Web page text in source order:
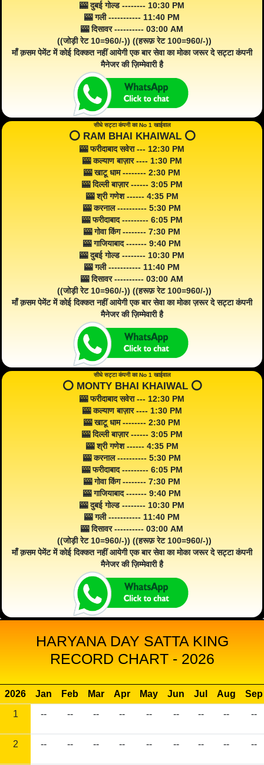
🎰 दुबई गोल्ड -------- 10:30 PM
🎰 गली ----------- 11:40 PM
🎰 दिसावर ---------- 03:00 AM
((जोड़ी रेट 10=960/-)) ((हरूफ़ रेट 100=960/-))
माँ क़सम पेमेंट में कोई दिक्कत नहीं आयेगी एक बार सेवा का मोका जरूर दे सट्टा कंपनी
मैनेजर की ज़िम्मेवारी है
सीधे सट्टा कंपनी का No 1 खाईवाल
⭕️ RAM BHAI KHAIWAL ⭕️
🎰 फरीदाबाद सवेरा --- 12:30 PM
🎰 कल्याण बाज़ार ---- 1:30 PM
🎰 खाटू धाम -------- 2:30 PM
🎰 दिल्ली बाज़ार ------ 3:05 PM
🎰 श्री गणेश ------ 4:35 PM
🎰 करनाल ---------- 5:30 PM
🎰 फरीदाबाद --------- 6:05 PM
🎰 गोवा किंग -------- 7:30 PM
🎰 गाजियाबाद ------- 9:40 PM
🎰 दुबई गोल्ड -------- 10:30 PM
🎰 गली ----------- 11:40 PM
🎰 दिसावर ---------- 03:00 AM
((जोड़ी रेट 10=960/-)) ((हरूफ़ रेट 100=960/-))
माँ क़सम पेमेंट में कोई दिक्कत नहीं आयेगी एक बार सेवा का मोका ज़रूर दे सट्टा कंपनी
मैनेजर की ज़िम्मेवारी है
सीधे सट्टा कंपनी का No 1 खाईवाल
⭕️ MONTY BHAI KHAIWAL ⭕️
🎰 फरीदाबाद सवेरा --- 12:30 PM
🎰 कल्याण बाज़ार ---- 1:30 PM
🎰 खाटू धाम -------- 2:30 PM
🎰 दिल्ली बाज़ार ------ 3:05 PM
🎰 श्री गणेश ------ 4:35 PM
🎰 करनाल ---------- 5:30 PM
🎰 फरीदाबाद --------- 6:05 PM
🎰 गोवा किंग -------- 7:30 PM
🎰 गाजियाबाद ------- 9:40 PM
🎰 दुबई गोल्ड -------- 10:30 PM
🎰 गली ----------- 11:40 PM
🎰 दिसावर ---------- 03:00 AM
((जोड़ी रेट 10=960/-)) ((हरूफ़ रेट 100=960/-))
माँ क़सम पेमेंट में कोई दिक्कत नहीं आयेगी एक बार सेवा का मोका जरूर दे सट्टा कंपनी
मैनेजर की ज़िम्मेवारी है
HARYANA DAY SATTA KING
RECORD CHART - 2026
2026 Jan Feb Mar Apr May Jun Jul Aug
Sep
1
-- -- -- -- -- -- -- -- --
2 -- -- -- -- -- -- -- -- --